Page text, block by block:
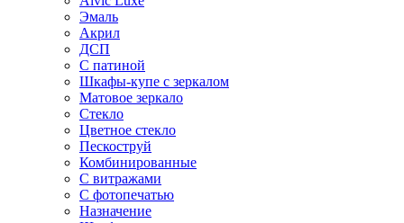
Эмаль
Акрил
ДСП
С патиной
Шкафы-купе с зеркалом
Матовое зеркало
Стекло
Цветное стекло
Пескоструй
Комбинированные
С витражами
С фотопечатью
Назначение